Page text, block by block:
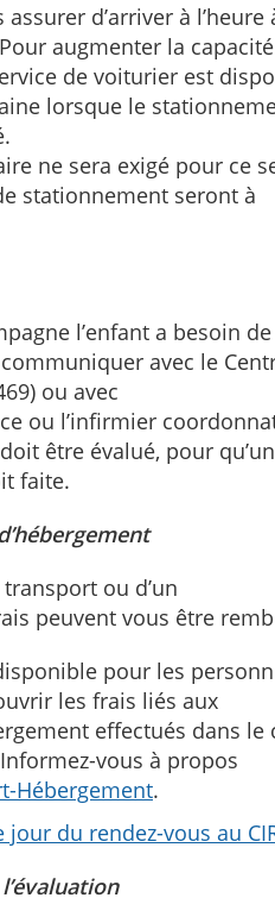
d’arriver à l’heure
augmenter la
de voiturier est
lorsque le
ne sera exigé pour ce
stationnement seront à
l’enfant a besoin
avec le
ou avec
ou l’infirmier
être évalué, pour
faite.
ou d’un
peuvent vous être
pour les
les frais liés aux
effectués dans le
vous à propos
Hébergement.
du rendez-vous au